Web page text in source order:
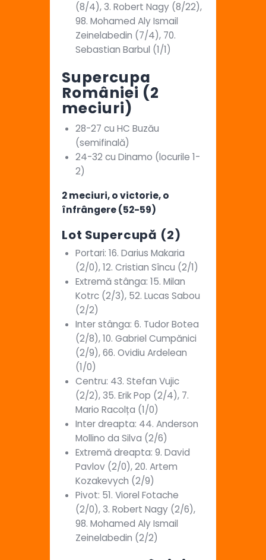
(8/4), 3. Robert Nagy (8/22),
98. Mohamed Aly Ismail
Zeinelabedin (7/4), 70.
Sebastian Barbul (1/1)
Supercupa
României (2
meciuri)
28-27 cu HC Buzău
(semifinală)
24-32 cu Dinamo (locurile 1-
2)
2 meciuri, o victorie, o
înfrângere (52-59)
Lot Supercupă (2)
Portari: 16. Darius Makaria
(2/0), 12. Cristian Sîncu (2/1)
Extremă stânga: 15. Milan
Kotrc (2/3), 52. Lucas Sabou
(2/2)
Inter stânga: 6. Tudor Botea
(2/8), 10. Gabriel Cumpănici
(2/9), 66. Ovidiu Ardelean
(1/0)
Centru: 43. Stefan Vujic
(2/2), 35. Erik Pop (2/4), 7.
Mario Racolța (1/0)
Inter dreapta: 44. Anderson
Mollino da Silva (2/6)
Extremă dreapta: 9. David
Pavlov (2/0), 20. Artem
Kozakevych (2/9)
Pivot: 51. Viorel Fotache
(2/0), 3. Robert Nagy (2/6),
98. Mohamed Aly Ismail
Zeinelabedin (2/2)